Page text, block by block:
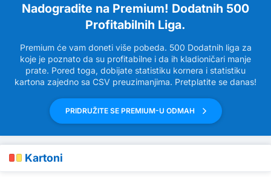
Nadogradite na Premium! Dodatnih 500
Profitabilnih Liga.
Premium će vam doneti više pobeda. 500 Dodatnih liga za
koje je poznato da su profitabilne i da ih kladioničari manje
prate. Pored toga, dobijate statistiku kornera i statistiku
kartona zajedno sa CSV preuzimanjima. Pretplatite se danas!
PRIDRUŽITE SE PREMIUM-U ODMAH
Kartoni